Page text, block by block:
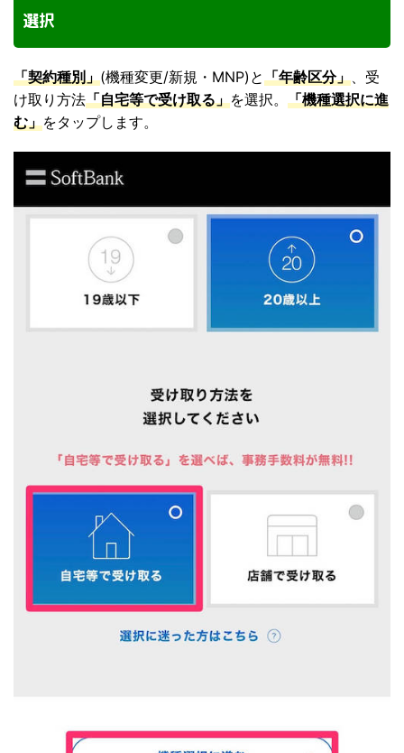
選択
「契約種別」(機種変更/新規・MNP)と「年齢区分」 、受
け取り方法「自宅等で受け取る」を選択。 「機種選択に進
む」をタップします。